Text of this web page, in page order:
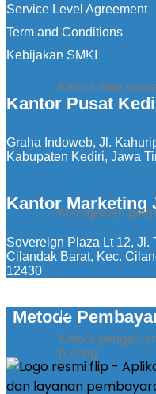
Data Siswa
Kelola data
Manajemen
Izin
Kelola
pulang
Service Level Agreement
Term and Conditions
Kebijakan SMKI
Kantor Pusat
Graha Indoweb, Jl.
Kabupaten Kediri, Jawa
Kantor Marketing
Sovereign Plaza Lt 12, Jl.
Cilandak Barat, Kec.
12430
Metode